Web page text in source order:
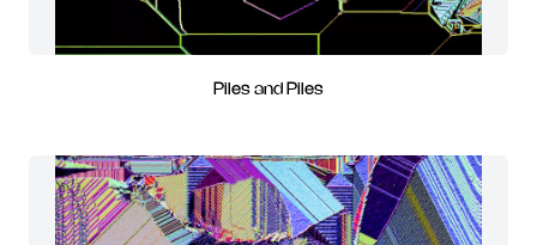
Piles and Piles